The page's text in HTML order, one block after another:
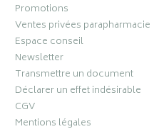
Promotions
Ventes privées parapharmacie
Espace conseil
Newsletter
Transmettre un document
Déclarer un effet indésirable
CGV
Mentions légales